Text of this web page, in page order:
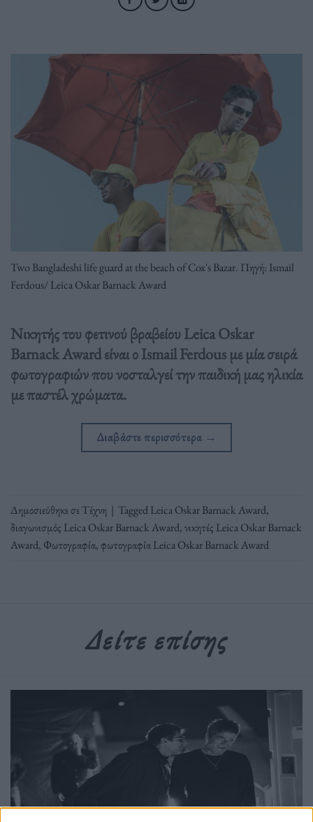
Two Bangladeshi life guard at the beach of Cox's Bazar. Πηγή: Ismail
Ferdous/ Leica Oskar Barnack Award
Νικητής του φετινού βραβείου Leica Oskar
Barnack Award είναι ο Ismail Ferdous με μία σειρά
φωτογραφιών που νοσταλγεί την παιδική μας ηλικία
με παστέλ χρώματα.
Διαβάστε περισσότερα →
Δημοσιεύθηκε σεΤέχνη | TaggedLeica Oskar Barnack Award,
διαγωνισμός Leica Oskar Barnack Award,νικητές Leica Oskar Barnack
Award, Φωτογραφία,φωτογραφία Leica Oskar Barnack Award
Δείτε επίσης